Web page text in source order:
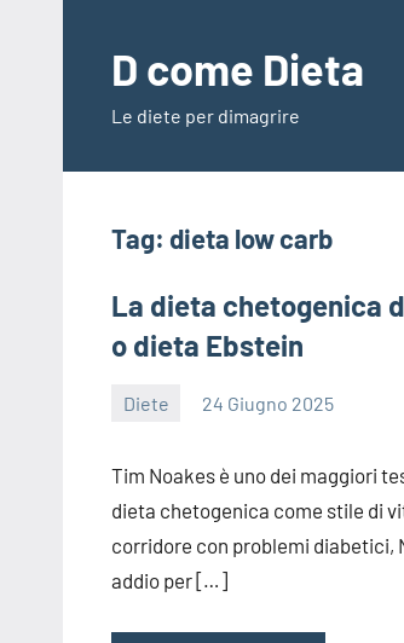
contenutoD come Dieta
Le diete per dimagrire
Tag: dieta low carb
La dieta chetogenica
o dieta Ebstein
Diete 24 Giugno 2025
Tim Noakes è uno dei maggiori
dieta chetogenica come stile di
corridore con problemi diabetici,
addio per […]